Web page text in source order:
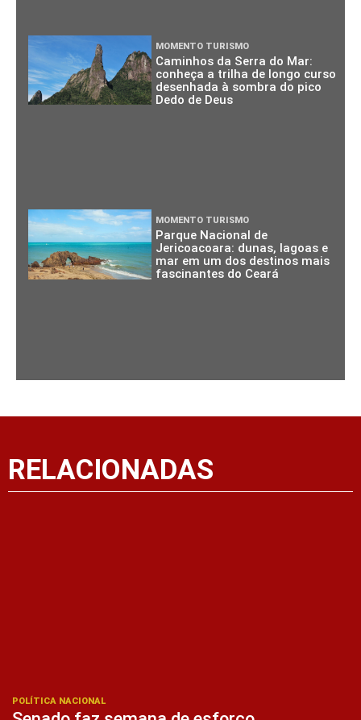
MOMENTO TURISMO
Caminhos da Serra do Mar:
conheça a trilha de longo curso
desenhada à sombra do pico
Dedo de Deus
MOMENTO TURISMO
Parque Nacional de
Jericoacoara: dunas, lagoas e
mar em um dos destinos mais
fascinantes do Ceará
RELACIONADAS
POLÍTICA NACIONAL